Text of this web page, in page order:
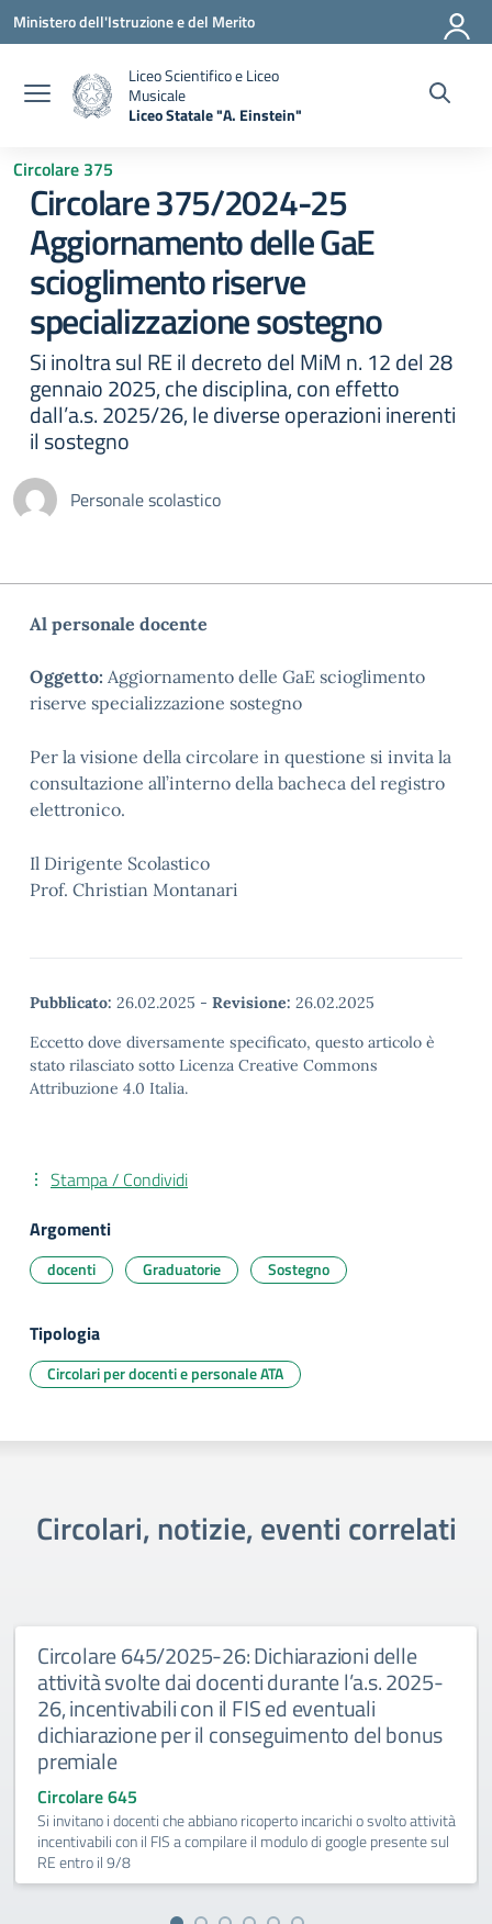
Vai ai contenuti
Vai al menu di navigazione
Vai al footer
Ministero dell'Istruzione e del Merito
Liceo Scientifico e Liceo
Musicale
Liceo Statale "A. Einstein"
Circolare 375
Circolare 375/2024-25
Aggiornamento delle GaE
scioglimento riserve
specializzazione sostegno
Si inoltra sul RE il decreto del MiM n. 12 del 28
gennaio 2025, che disciplina, con effetto
dall’a.s. 2025/26, le diverse operazioni inerenti
il sostegno
Personale scolastico
Al personale docente
Oggetto: Aggiornamento delle GaE scioglimento
riserve specializzazione sostegno
Per la visione della circolare in questione si invita la
consultazione all’interno della bacheca del registro
elettronico.
Il Dirigente Scolastico
Prof. Christian Montanari
Pubblicato: 26.02.2025 - Revisione: 26.02.2025
Eccetto dove diversamente specificato, questo articolo è
stato rilasciato sotto Licenza Creative Commons
Attribuzione 4.0 Italia.
Stampa / Condividi
Argomenti
docenti Graduatorie Sostegno
Tipologia
Circolari per docenti e personale ATA
Circolari, notizie, eventi correlati
Circolare 645/2025-26: Dichiarazioni delle
attività svolte dai docenti durante l’a.s. 2025-
26, incentivabili con il FIS ed eventuali
dichiarazione per il conseguimento del bonus
premiale
Circolare 645
Si invitano i docenti che abbiano ricoperto incarichi o svolto attività
incentivabili con il FIS a compilare il modulo di google presente sul
RE entro il 9/8